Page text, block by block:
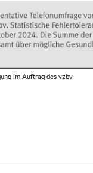
im Auftrag des vzbv
im Auftrag des vzbv
im Auftrag des vzbv